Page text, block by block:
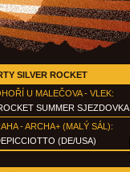
SILVER ROCKET
U MALEČOVA - VLEK:
SUMMER SJEZDOVKA
- ARCHA+ (MALÝ SÁL):
(DE/USA)